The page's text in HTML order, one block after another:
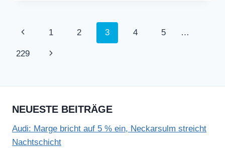
Seitennavigation
Vorherige
Seite
1 2 3 4 5 …
229
Nächste
NEUESTE BEITRÄGE
Audi: Marge bricht auf 5 % ein, Neckarsulm streicht
Nachtschicht